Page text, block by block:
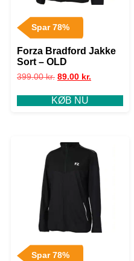
Spar 78%
Forza Bradford Jakke
Sort – OLD
399.00kr. 89.00 kr.
KØB NU
Spar 78%